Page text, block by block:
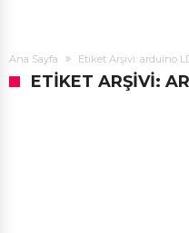
Ana Sayfa Etiket Arşivi: arduino
ETIKET ARŞIVI: